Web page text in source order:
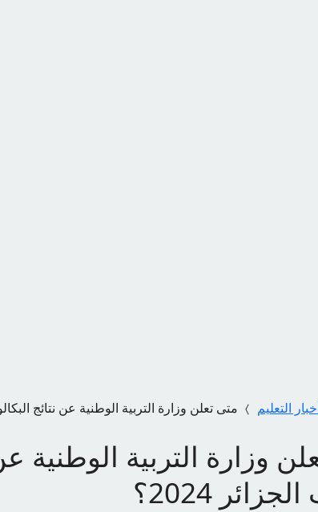
التعليم متى تعلن وزارة التربية الوطنية عن نتائج
وزارة التربية الوطنية عن
2024؟